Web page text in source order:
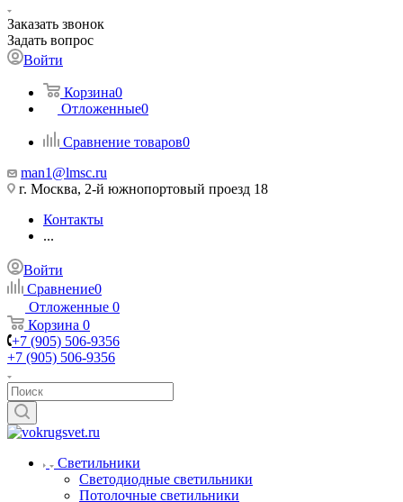
Заказать звонок
Задать вопрос
Войти
Корзина0
Отложенные0
Сравнение товаров0
man1@lmsc.ru
г. Москва, 2-й южнопортовый проезд 18
Контакты
...
Войти
Сравнение0
Отложенные 0
Корзина 0
+7 (905) 506-9356
+7 (905) 506-9356
Светильники
Светодиодные светильники
Потолочные светильники